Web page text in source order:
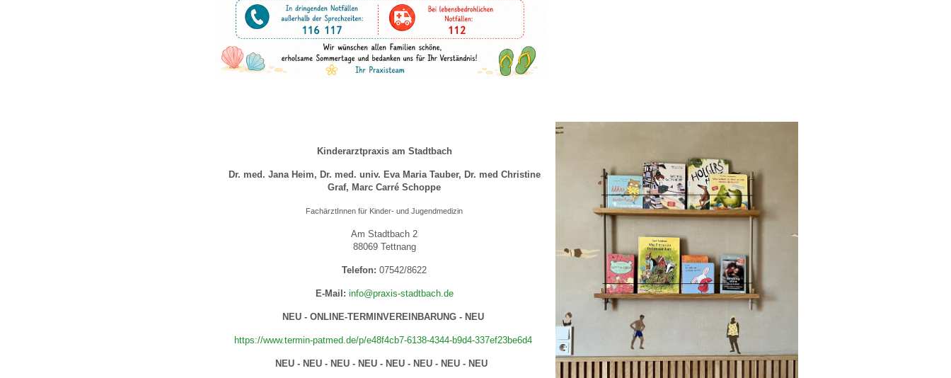
U0-Vorsorge
Kinderarztpraxis am Stadtbach
Dr. med. Jana Heim, Dr. med. univ. Eva Maria Tauber, Dr. med Christine
Graf, Marc Carré Schoppe
FachärztInnen für Kinder- und Jugendmedizin
Am Stadtbach 2
88069 Tettnang
Telefon: 07542/8622
E-Mail: info@praxis-stadtbach.de
NEU - ONLINE-TERMINVEREINBARUNG - NEU
https://www.termin-patmed.de/p/e48f4cb7-6138-4344-b9d4-337ef23be6d4
NEU - NEU - NEU - NEU - NEU - NEU - NEU - NEU